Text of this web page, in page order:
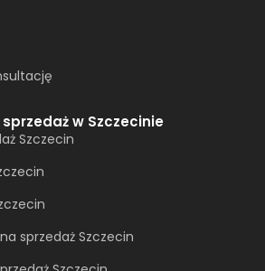
w Szczecinie
Szczecin
sprzedaż Szczecin